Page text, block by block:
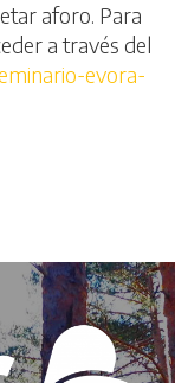
aforo. Para
a través del
evora-